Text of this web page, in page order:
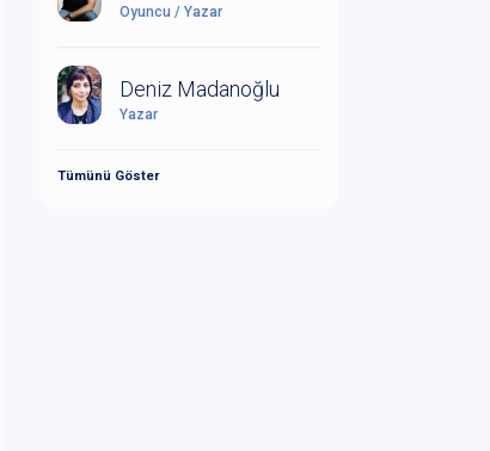
Oyuncu / Yazar
Deniz Madanoğlu
Yazar
Tümünü Göster